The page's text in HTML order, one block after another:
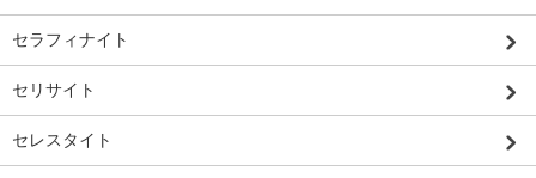
セラフィナイト
セリサイト
セレスタイト